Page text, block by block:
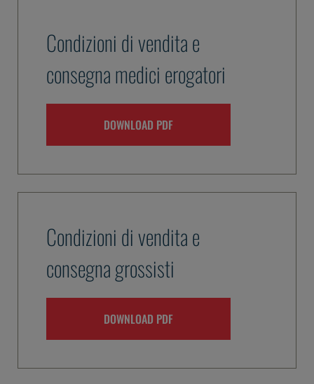
Condizioni di vendita e
consegna medici erogatori
DOWNLOAD PDF
Condizioni di vendita e
consegna grossisti
DOWNLOAD PDF